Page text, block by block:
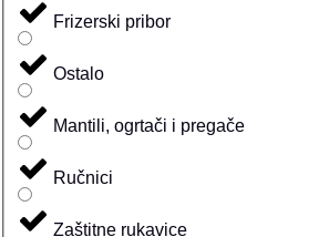
Frizerski pribor
Ostalo
Mantili, ogrtači i pregače
Ručnici
Zaštitne rukavice